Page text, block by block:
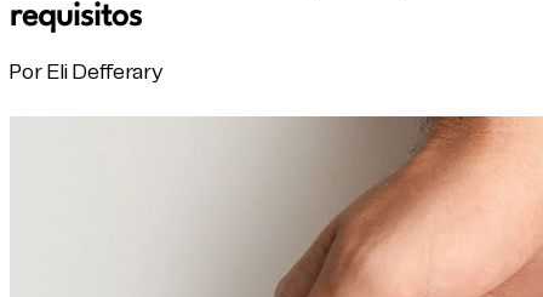
requisitos
Por Eli Defferary